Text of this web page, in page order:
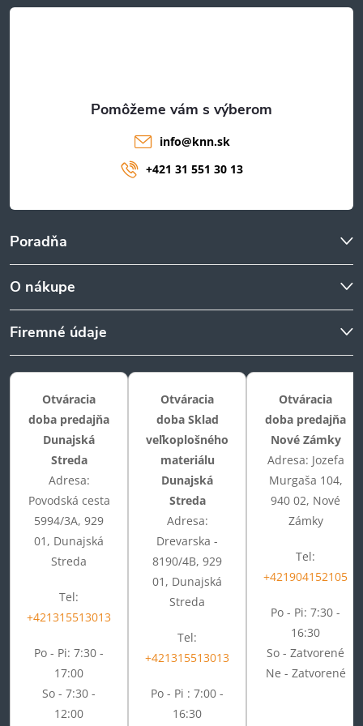
t
Poradňa
O nákupe
Firemné údaje
info@knn.sk
+421 31 551 30 13
Otváracia
doba predajňa
Dunajská
Streda
Adresa:
Povodská cesta
5994/3A, 929
01, Dunajská
Streda
Tel:
+421315513013
Po - Pi: 7:30 -
17:00
So - 7:30 -
12:00
Otváracia
doba Sklad
veľkoplošného
materiálu
Dunajská
Streda
Adresa:
Drevarska -
8190/4B, 929
01, Dunajská
Streda
Tel:
+421315513013
Po - Pi : 7:00 -
16:30
Otváracia
doba predajňa
Nové Zámky
Adresa: Jozefa
Murgaša 104,
940 02, Nové
Zámky
Tel:
+421904152105
Po - Pi: 7:30 -
16:30
So - Zatvorené
Ne - Zatvorené